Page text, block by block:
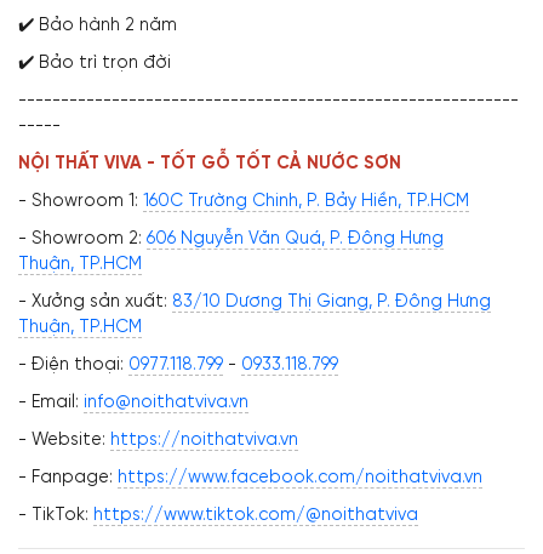
✔️ Bảo hành 2 năm
✔️ Bảo trì trọn đời
-----------------------------------------------------------
-----
NỘI THẤT VIVA - TỐT GỖ TỐT CẢ NƯỚC SƠN
- Showroom 1: 160C Trường Chinh, P. Bảy Hiền, TP.HCM
- Showroom 2: 606 Nguyễn Văn Quá, P. Đông Hưng
Thuận, TP.HCM
- Xưởng sản xuất: 83/10 Dương Thị Giang, P. Đông Hưng
Thuận, TP.HCM
- Điện thoại: 0977.118.799 - 0933.118.799
- Email: info@noithatviva.vn
- Website: https://noithatviva.vn
- Fanpage: https://www.facebook.com/noithatviva.vn
- TikTok: https://www.tiktok.com/@noithatviva